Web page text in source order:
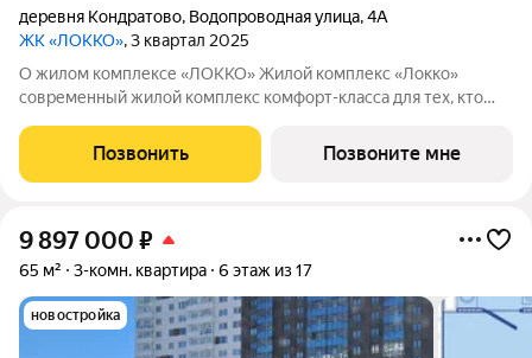
деревня Кондратово, Водопроводная улица,4А
ЖК «ЛОККО», 3 квартал 2025
О жилом комплексе «ЛОККО» Жилой комплекс «Локко»
современный жилой комплекс комфорт-класса для тех, кто
отказываясь от преимуществ городской среды. Проект
Позвонить Позвоните мне
9 897 000 ₽
65 м² 3-комн. квартира 6 этаж из 17
новостройка